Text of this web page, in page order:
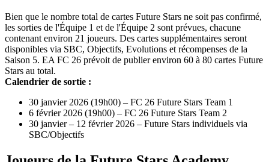
Bien que le nombre total de cartes Future Stars ne soit pas confirmé,
les sorties de l'Équipe 1 et de l'Équipe 2 sont prévues, chacune
contenant environ 21 joueurs. Des cartes supplémentaires seront
disponibles via SBC, Objectifs, Evolutions et récompenses de la
Saison 5. EA FC 26 prévoit de publier environ 60 à 80 cartes Future
Stars au total.
Calendrier de sortie :
30 janvier 2026 (19h00) – FC 26 Future Stars Team 1
6 février 2026 (19h00) – FC 26 Future Stars Team 2
30 janvier – 12 février 2026 – Future Stars individuels via
SBC/Objectifs